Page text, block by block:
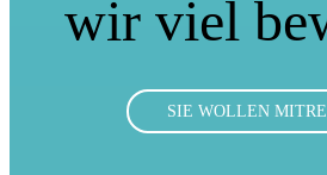
wir viel
SIE WOLLEN